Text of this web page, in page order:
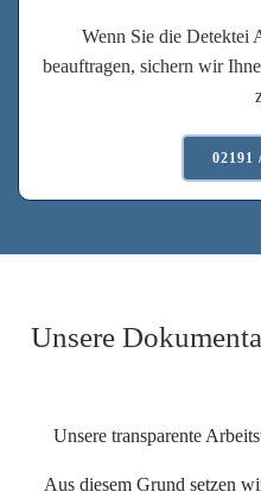
Wenn Sie die Detektei
beauftragen, sichern wir
02191
Unsere
Unsere transparente
Aus diesem Grund setzen